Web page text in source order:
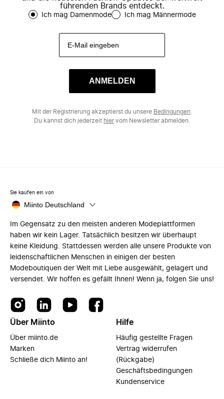
führenden Brands entdeckt.
Ich mag Damenmode Ich mag Männermode
ANMELDEN
Mit der Registrierung akzeptierst du unsere Bedingungen
Du kannst dich jederzeit hiervom Newsletter abmelden.
Sie kaufen ein von
Miinto Deutschland
Im Gegensatz zu den meisten anderen Modeplattformen
haben wir kein Lager. Tatsächlich besitzen wir überhaupt
keine Kleidung. Stattdessen werden alle unsere Produkte von
leidenschaftlichen Menschen in einigen der besten
Modeboutiquen der Welt mit Liebe ausgewählt, gelagert und
versendet. Wir hoffen es gefällt Ihnen! Wenn ja, folgen Sie uns!
Über Miinto
Über miinto.de
Marken
Schließe dich Miinto an!
Hilfe
Häufig gestellte Fragen
Vertrag widerrufen
(Rückgabe)
Geschäftsbedingungen
Kundenservice